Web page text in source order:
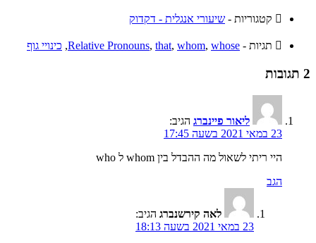
קטגוריות - שיעורי אנגלית - דקדוק
תגיות - Relative Pronouns, that, whom, whose
, כינויי גוף
2 תגובות
ליאור פיינברג הגיב:
23 במאי 2021 בשעה 17:45
היי ריתי לשאול מה ההבדל בין whom ל who
הגב
לאה קירשנברג הגיב:
23 במאי 2021 בשעה 18:13